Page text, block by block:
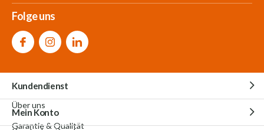
Folge uns
Kundendienst
Über uns
Garantie & Qualität
Mein Konto